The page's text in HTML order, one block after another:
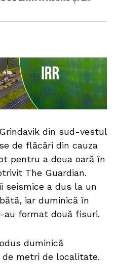
din sud-vestul
de flăcări din cauza
pentru a doua oară în
The Guardian.
seismice a dus la un
iar duminică în
au format două fisuri.
duminică
metri de localitate.